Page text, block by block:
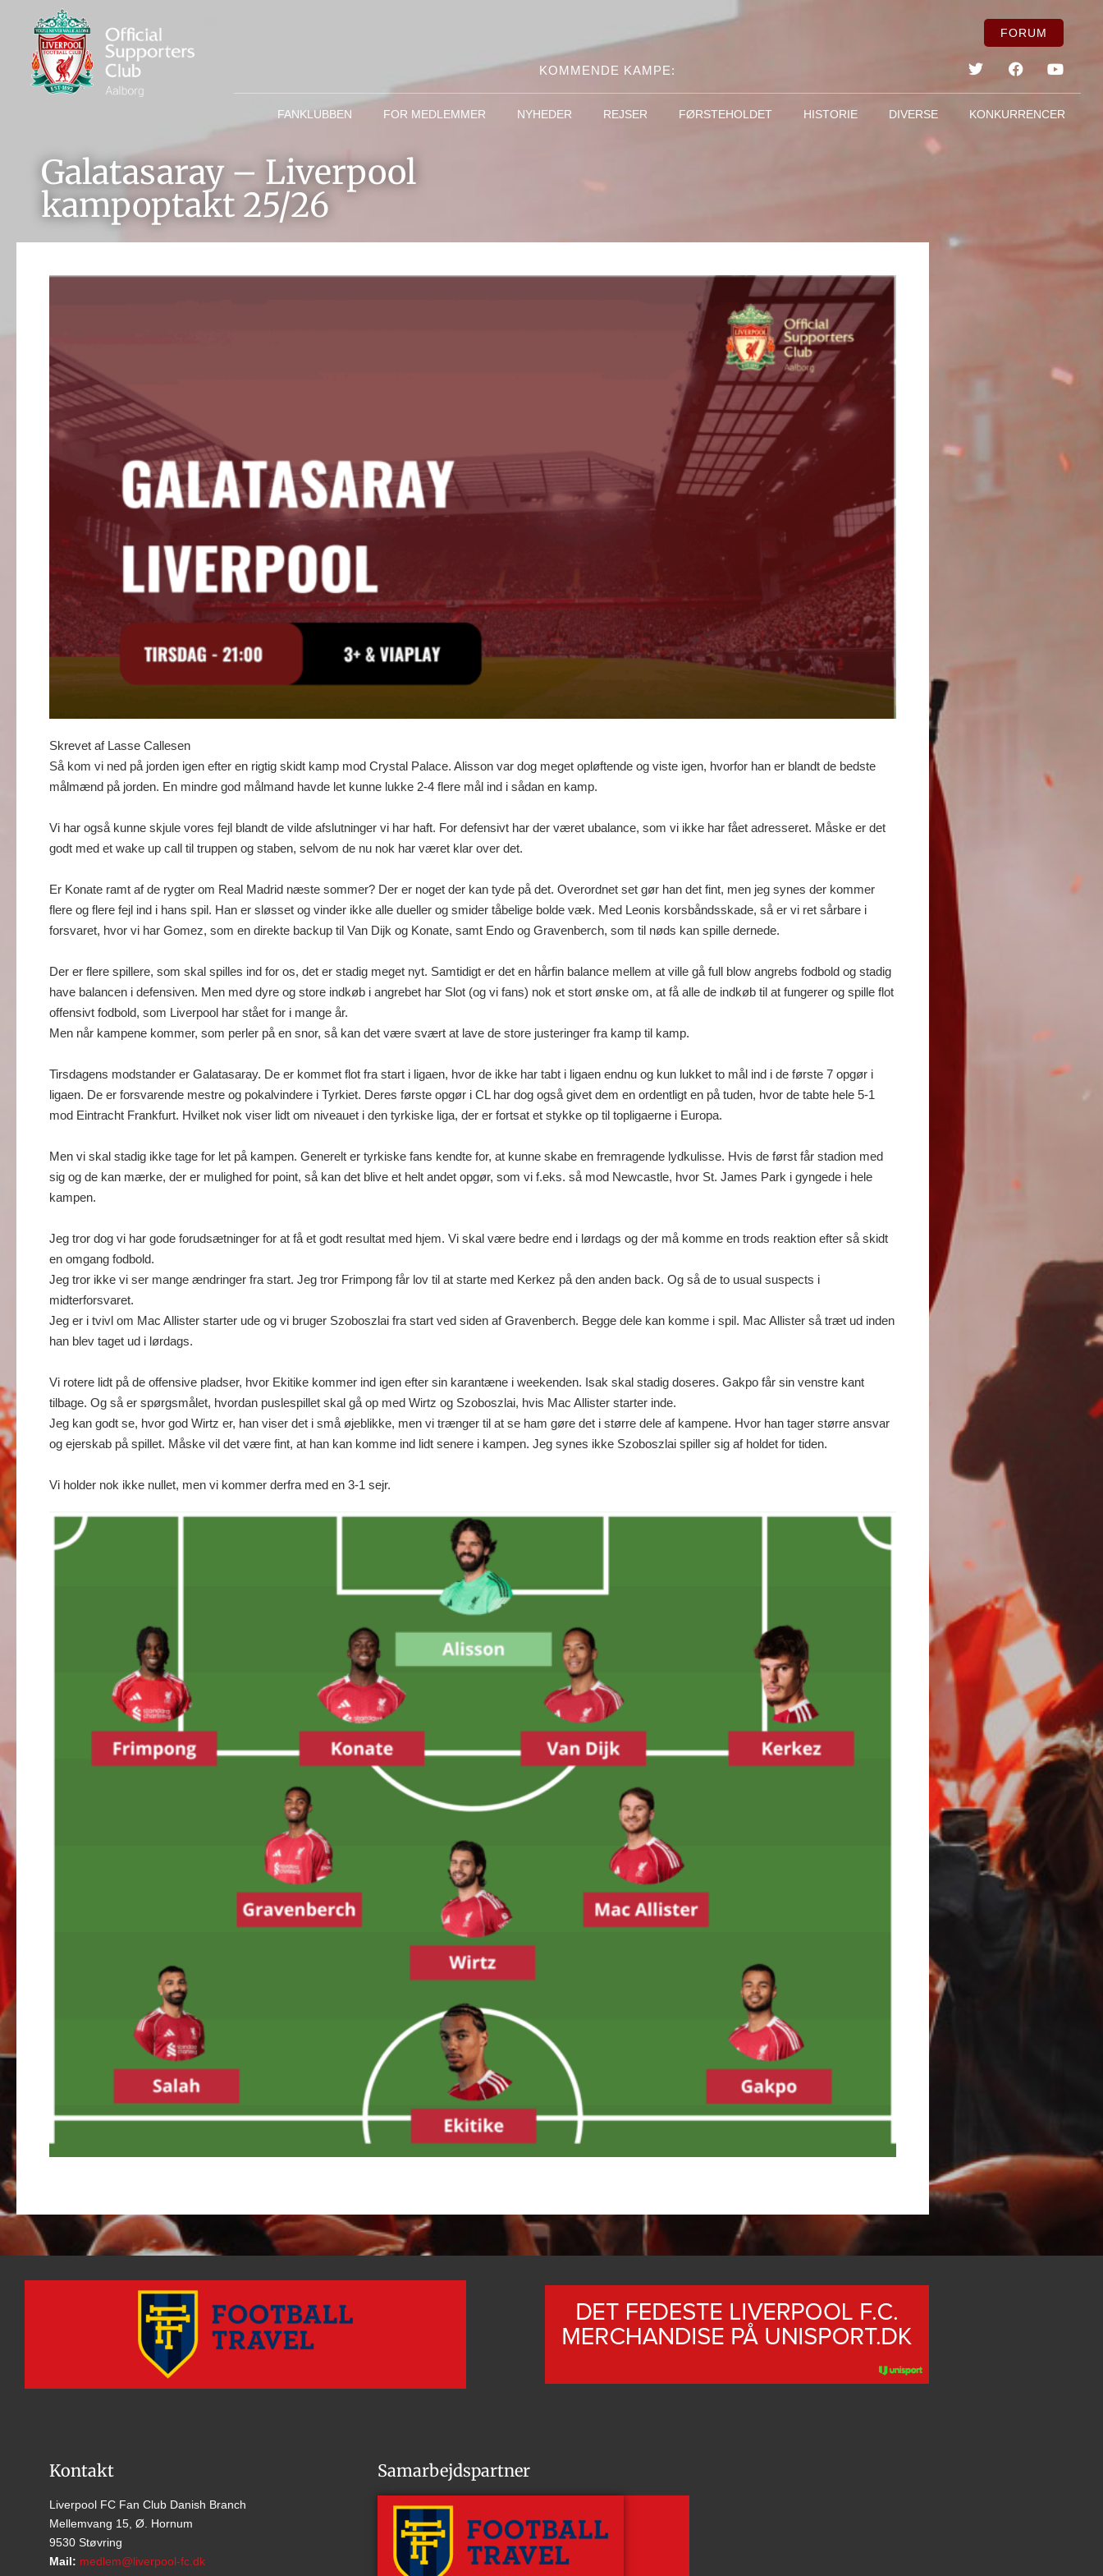
FORUM
KOMMENDE KAMPE:
FANKLUBBEN FOR MEDLEMMER NYHEDER REJSER FØRSTEHOLDET HISTORIE DIVERSE KONKURRENCER
Galatasaray – Liverpool
kampoptakt 25/26
Skrevet af Lasse Callesen
Så kom vi ned på jorden igen efter en rigtig skidt kamp mod Crystal Palace. Alisson var dog meget opløftende og viste igen, hvorfor han er blandt de bedste
målmænd på jorden. En mindre god målmand havde let kunne lukke 2-4 flere mål ind i sådan en kamp.
Vi har også kunne skjule vores fejl blandt de vilde afslutninger vi har haft. For defensivt har der været ubalance, som vi ikke har fået adresseret. Måske er det
godt med et wake up call til truppen og staben, selvom de nu nok har været klar over det.
Er Konate ramt af de rygter om Real Madrid næste sommer? Der er noget der kan tyde på det. Overordnet set gør han det fint, men jeg synes der kommer
flere og flere fejl ind i hans spil. Han er sløsset og vinder ikke alle dueller og smider tåbelige bolde væk. Med Leonis korsbåndsskade, så er vi ret sårbare i
forsvaret, hvor vi har Gomez, som en direkte backup til Van Dijk og Konate, samt Endo og Gravenberch, som til nøds kan spille dernede.
Der er flere spillere, som skal spilles ind for os, det er stadig meget nyt. Samtidigt er det en hårfin balance mellem at ville gå full blow angrebs fodbold og stadig
have balancen i defensiven. Men med dyre og store indkøb i angrebet har Slot (og vi fans) nok et stort ønske om, at få alle de indkøb til at fungerer og spille flot
offensivt fodbold, som Liverpool har stået for i mange år.
Men når kampene kommer, som perler på en snor, så kan det være svært at lave de store justeringer fra kamp til kamp.
Tirsdagens modstander er Galatasaray. De er kommet flot fra start i ligaen, hvor de ikke har tabt i ligaen endnu og kun lukket to mål ind i de første 7 opgør i
ligaen. De er forsvarende mestre og pokalvindere i Tyrkiet. Deres første opgør i CL har dog også givet dem en ordentligt en på tuden, hvor de tabte hele 5-1
mod Eintracht Frankfurt. Hvilket nok viser lidt om niveauet i den tyrkiske liga, der er fortsat et stykke op til topligaerne i Europa.
Men vi skal stadig ikke tage for let på kampen. Generelt er tyrkiske fans kendte for, at kunne skabe en fremragende lydkulisse. Hvis de først får stadion med
sig og de kan mærke, der er mulighed for point, så kan det blive et helt andet opgør, som vi f.eks. så mod Newcastle, hvor St. James Park i gyngede i hele
kampen.
Jeg tror dog vi har gode forudsætninger for at få et godt resultat med hjem. Vi skal være bedre end i lørdags og der må komme en trods reaktion efter så skidt
en omgang fodbold.
Jeg tror ikke vi ser mange ændringer fra start. Jeg tror Frimpong får lov til at starte med Kerkez på den anden back. Og så de to usual suspects i
midterforsvaret.
Jeg er i tvivl om Mac Allister starter ude og vi bruger Szoboszlai fra start ved siden af Gravenberch. Begge dele kan komme i spil. Mac Allister så træt ud inden
han blev taget ud i lørdags.
Vi rotere lidt på de offensive pladser, hvor Ekitike kommer ind igen efter sin karantæne i weekenden. Isak skal stadig doseres. Gakpo får sin venstre kant
tilbage. Og så er spørgsmålet, hvordan puslespillet skal gå op med Wirtz og Szoboszlai, hvis Mac Allister starter inde.
Jeg kan godt se, hvor god Wirtz er, han viser det i små øjeblikke, men vi trænger til at se ham gøre det i større dele af kampene. Hvor han tager større ansvar
og ejerskab på spillet. Måske vil det være fint, at han kan komme ind lidt senere i kampen. Jeg synes ikke Szoboszlai spiller sig af holdet for tiden.
Vi holder nok ikke nullet, men vi kommer derfra med en 3-1 sejr.
Kontakt
Liverpool FC Fan Club Danish Branch
Mellemvang 15, Ø. Hornum
9530 Støvring
Mail: medlem@liverpool-fc.dk
Samarbejdspartner